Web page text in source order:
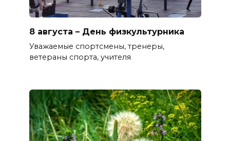
8 августа – День физкультурника
Уважаемые спортсмены, тренеры,
ветераны спорта, учителя